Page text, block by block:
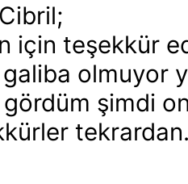
için teşekkür
olmuyor
şimdi